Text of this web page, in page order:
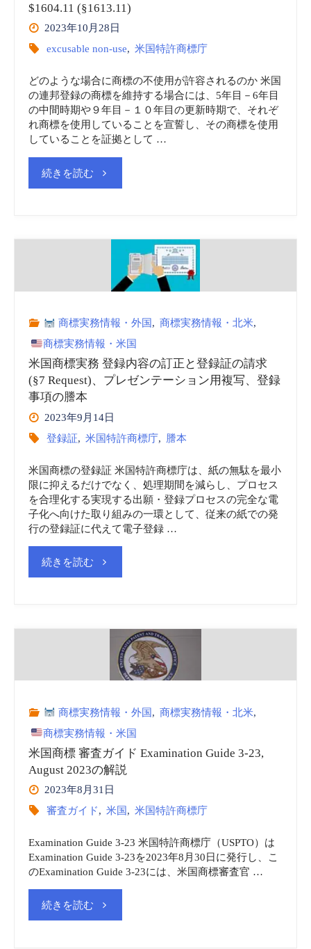
手
続
(37
CFR
§2.91)
定
不
使
—
Expungement
$1604.11 (§1613.11)
2023年10月28日
excusable non-use, 米国特許商標庁
どのような場合に商標の不使用が許容されるのか 米国
の連邦登録の商標を維持する場合には、5年目－6年目
の中間時期や９年目－１０年目の更新時期で、それぞ
れ商標を使用していることを宣誓し、その商標を使用
していることを証拠として …
続きを読む"米
容
さ
る
標
の
不
使
$1604.11
(§1613.11)"
商標実務情報・外国, 商標実務情報・北米,
商標実務情報・米国
米国商標実務 登録内容の訂正と登録証の請求
(§7 Request)、プレゼンテーション用複写、登録
事項の謄本
2023年9月14日
登録証, 米国特許商標庁, 謄本
米国商標の登録証 米国特許商標庁は、紙の無駄を最小
限に抑えるだけでなく、処理期間を減らし、プロセス
を合理化する実現する出願・登録プロセスの完全な電
子化へ向けた取り組みの一環として、従来の紙での発
行の登録証に代えて電子登録 …
続きを読む"米
務
登
内
容
の
訂
商標実務情報・外国, 商標実務情報・北米,
商標実務情報・米国
米国商標 審査ガイド Examination Guide 3-23,
August 2023の解説
2023年8月31日
審査ガイド, 米国, 米国特許商標庁
Examination Guide 3-23 米国特許商標庁（USPTO）は
Examination Guide 3-23を2023年8月30日に発行し、こ
のExamination Guide 3-23には、米国商標審査官 …
続きを読む"米